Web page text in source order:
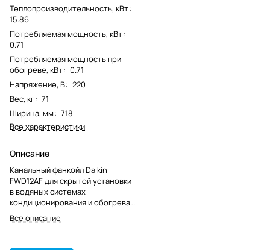
Теплопроизводительность, кВт:
15.86
Потребляемая мощность, кВт:
0.71
Потребляемая мощность при
обогреве, кВт: 0.71
Напряжение, В: 220
Вес, кг: 71
Ширина, мм: 718
Все характеристики
Описание
Канальный фанкойл Daikin
FWD12AF для скрытой установки
в водяных системах
кондиционирования и обогрева.
Подходит для распределения
воздуха через сеть
Все описание